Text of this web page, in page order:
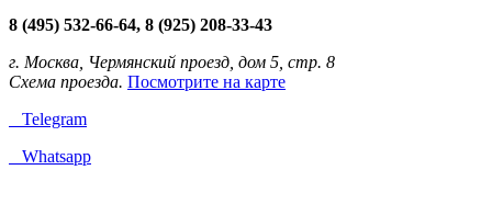
8 (495) 532-66-64, 8 (925) 208-33-43
г. Москва, Чермянский проезд, дом 5, стр. 8
Схема проезда. Посмотрите на карте
Telegram
Whatsapp